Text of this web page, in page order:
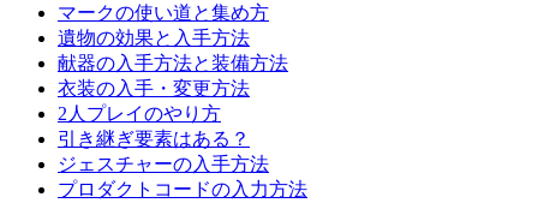
マークの使い道と集め方
遺物の効果と入手方法
献器の入手方法と装備方法
衣装の入手・変更方法
2人プレイのやり方
引き継ぎ要素はある？
ジェスチャーの入手方法
プロダクトコードの入力方法